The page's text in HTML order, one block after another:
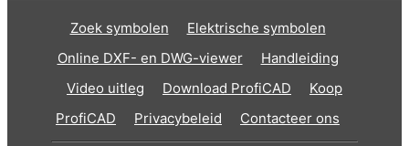
Zoek symbolen
Elektrische symbolen
Online DXF- en DWG-viewer
Handleiding
Video uitleg
Download ProfiCAD
Koop
ProfiCAD
Privacybeleid Contacteer ons